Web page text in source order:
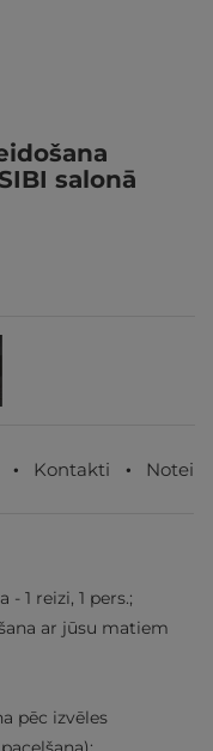
salonā
Kontakti
1 reizi, 1 pers.;
ar jūsu matiem
pēc izvēles